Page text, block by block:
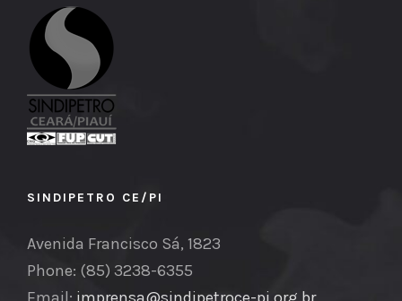
SINDIPETRO CE/PI
Avenida Francisco Sá, 1823
Phone: (85) 3238-6355